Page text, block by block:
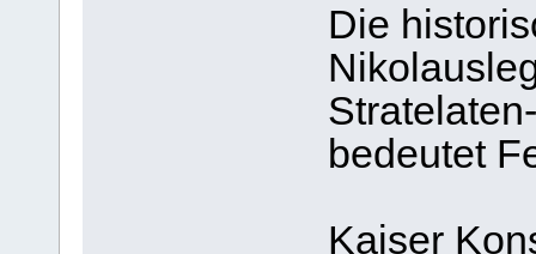
Die
bedeutet
Kaiser